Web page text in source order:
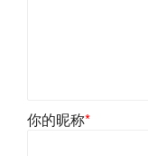
你的昵称*